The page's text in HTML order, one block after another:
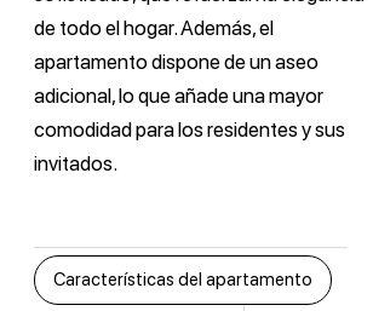
de todo el hogar. Además, el
apartamento dispone de un aseo
adicional, lo que añade una mayor
comodidad para los residentes y sus
invitados.
Características del apartamento